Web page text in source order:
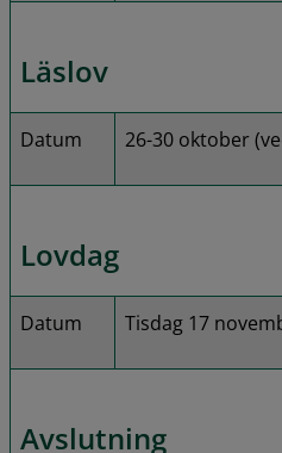
Läslov
Datum 26-30 oktober
Lovdag
Datum Tisdag 17
Avslutning